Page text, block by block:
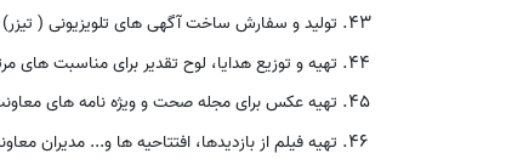
تولید و سفارش ساخت آگهی های تلویزیونی ( تیزر)
تهیه و توزیع هدایا، لوح تقدیر برای مناسبت های
تهیه عکس برای مجله صحت و ویژه نامه های
تهیه فیلم از بازدیدها، افتتاحیه ها و... مدیران